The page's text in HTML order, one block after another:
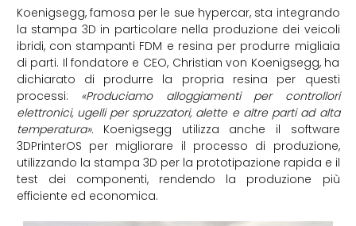
Koenigsegg, famosa per le sue hypercar, sta integrando
la stampa 3D in particolare nella produzione dei veicoli
ibridi, con stampanti FDM e resina per produrre migliaia
di parti. Il fondatore e CEO, Christian von Koenigsegg, ha
dichiarato di produrre la propria resina per questi
processi: «Produciamo alloggiamenti per controllori
elettronici,ugelli per spruzzatori, alette e altre parti ad alta
temperatura». Koenigsegg utilizza anche il software
3DPrinterOS per migliorare il processo di produzione,
utilizzando la stampa 3D per la prototipazione rapida e il
test dei componenti, rendendo la produzione più
efficiente ed economica.